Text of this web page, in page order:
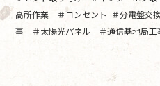
高所作業 ＃コンセント ＃分電盤交
事 ＃太陽光パネル ＃通信基地局